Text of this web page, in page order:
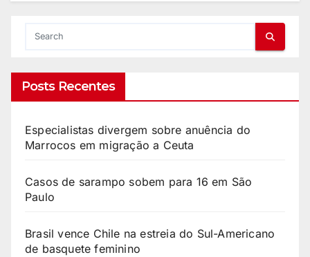
Posts Recentes
Especialistas divergem sobre anuência do
Marrocos em migração a Ceuta
Casos de sarampo sobem para 16 em São
Paulo
Brasil vence Chile na estreia do Sul-Americano
de basquete feminino